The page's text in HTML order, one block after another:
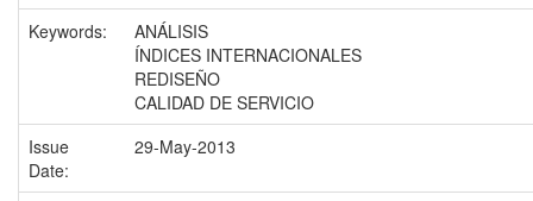
Keywords:
ANÁLISIS
ÍNDICES INTERNACIONALES
REDISEÑO
CALIDAD DE SERVICIO
Issue
Date:
29-May-2013